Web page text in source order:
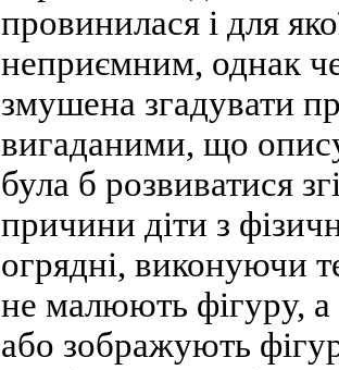
провинилася і для
неприємним, однак
змушена згадувати
вигаданими, що
була б розвиватися
причини діти з
огрядні, виконуючи
не малюють фігуру, а
або зображують